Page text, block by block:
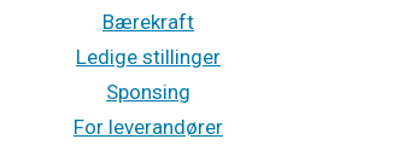
Bærekraft
Ledige stillinger
Sponsing
For leverandører